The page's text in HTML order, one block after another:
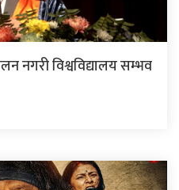
नगरी विश्वविद्यालय सम्भव